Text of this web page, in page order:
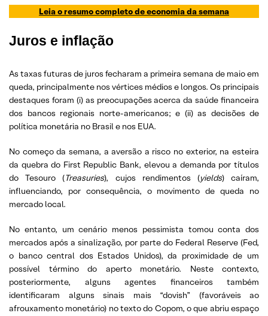
Leia o resumo completo de economia da semana
Juros e inflação
As taxas futuras de juros fecharam a primeira semana de maio em
queda, principalmente nos vértices médios e longos. Os principais
destaques foram (i) as preocupações acerca da saúde financeira
dos bancos regionais norte-americanos; e (ii) as decisões de
política monetária no Brasil e nos EUA.
No começo da semana, a aversão a risco no exterior, na esteira
da quebra do First Republic Bank, elevou a demanda por títulos
do Tesouro (Treasuries), cujos rendimentos (yields) caíram,
influenciando, por consequência, o movimento de queda no
mercado local.
No entanto, um cenário menos pessimista tomou conta dos
mercados após a sinalização, por parte do Federal Reserve (Fed,
o banco central dos Estados Unidos), da proximidade de um
possível término do aperto monetário. Neste contexto,
posteriormente, alguns agentes financeiros também
identificaram alguns sinais mais “dovish” (favoráveis ao
afrouxamento monetário) no texto do Copom, o que abriu espaço